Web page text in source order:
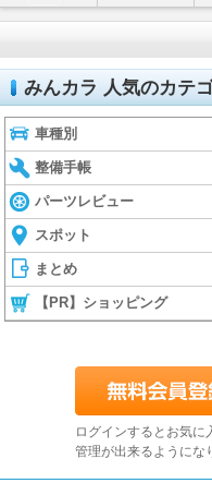
みんカラ 人気のカテ
車種別
整備手帳
パーツレビュー
スポット
まとめ
【PR】ショッピング
ログインするとお気に
管理が出来るようにな